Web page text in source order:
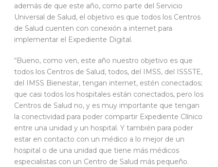
además de que este año, como parte del Servicio
Universal de Salud, el objetivo es que todos los Centros
de Salud cuenten con conexión a internet para
implementar el Expediente Digital.
“Bueno, como ven, este año nuestro objetivo es que
todos los Centros de Salud, todos, del IMSS, del ISSSTE,
del IMSS Bienestar, tengan internet, estén conectados;
que casi todos los hospitales están conectados, pero los
Centros de Salud no, y es muy importante que tengan
la conectividad para poder compartir Expediente Clínico
entre una unidad y un hospital. Y también para poder
estar en contacto con un médico a lo mejor de un
hospital o de una unidad que tiene más médicos
especialistas con un Centro de Salud más pequeño.